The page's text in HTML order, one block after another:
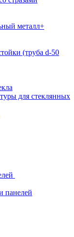
металл+
(труба d-50
для стеклянных
панелей